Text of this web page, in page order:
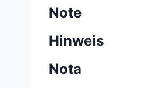
Note
Hinweis
Nota